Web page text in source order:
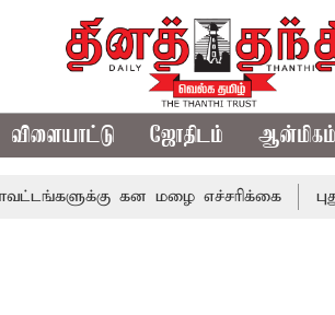
விளையாட்டு ஜோதிடம் ஆன்மிகம்
கன மழை எச்சரிக்கை